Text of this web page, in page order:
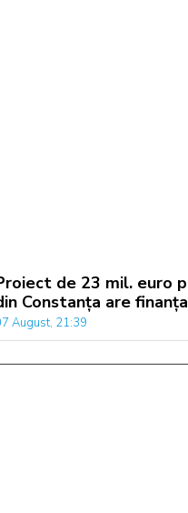
de 23 mil. euro
Constanța are
August, 21:39